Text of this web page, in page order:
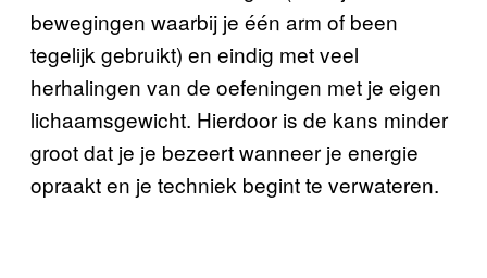
bewegingen waarbij je één arm of been
tegelijk gebruikt) en eindig met veel
herhalingen van de oefeningen met je eigen
lichaamsgewicht. Hierdoor is de kans minder
groot dat je je bezeert wanneer je energie
opraakt en je techniek begint te verwateren.